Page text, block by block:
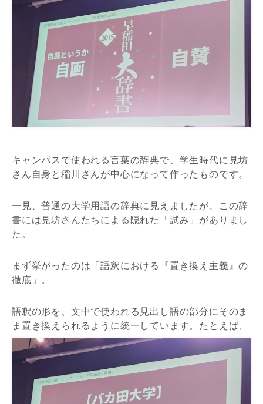
キャンパスで使われる言葉の辞典で、学生時代に見坊
さん自身と稲川さんが中心になって作ったものです。
一見、普通の大学用語の辞典に見えましたが、この辞
書には見坊さんたちによる隠れた「試み」がありまし
た。
まず挙がったのは「語釈における『置き換え主義』の
徹底」。
語釈の形を、文中で使われる見出し語の部分にそのま
ま置き換えられるように統一しています。たとえば、